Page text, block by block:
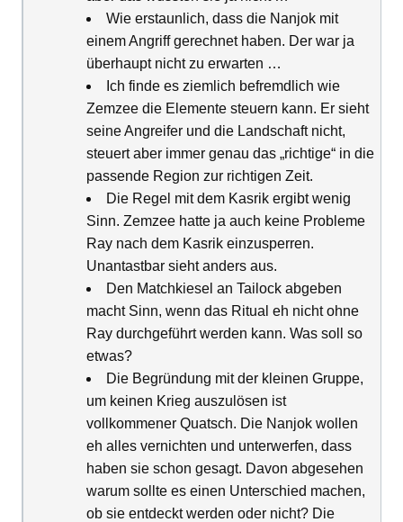
Wie erstaunlich, dass die Nanjok mit
einem Angriff gerechnet haben. Der war ja
überhaupt nicht zu erwarten …
Ich finde es ziemlich befremdlich wie
Zemzee die Elemente steuern kann. Er sieht
seine Angreifer und die Landschaft nicht,
steuert aber immer genau das „richtige“ in die
passende Region zur richtigen Zeit.
Die Regel mit dem Kasrik ergibt wenig
Sinn. Zemzee hatte ja auch keine Probleme
Ray nach dem Kasrik einzusperren.
Unantastbar sieht anders aus.
Den Matchkiesel an Tailock abgeben
macht Sinn, wenn das Ritual eh nicht ohne
Ray durchgeführt werden kann. Was soll so
etwas?
Die Begründung mit der kleinen Gruppe,
um keinen Krieg auszulösen ist
vollkommener Quatsch. Die Nanjok wollen
eh alles vernichten und unterwerfen, dass
haben sie schon gesagt. Davon abgesehen
warum sollte es einen Unterschied machen,
ob sie entdeckt werden oder nicht? Die